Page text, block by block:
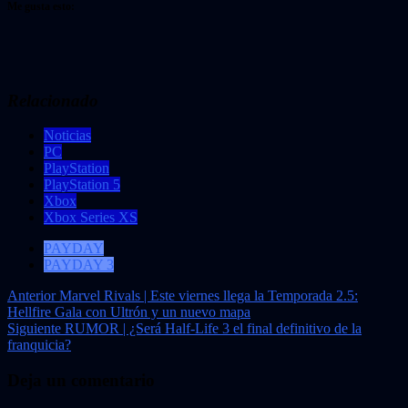
Noticias
PC
PlayStation
PlayStation 5
Xbox
Xbox Series XS
PAYDAY
PAYDAY 3
Navegación
de
entradas
AnteriorMarvel Rivals | Este viernes llega la Temporada 2.5:
Hellfire Gala con Ultrón y un nuevo mapa
Siguiente RUMOR | ¿Será Half-Life 3 el final definitivo de la
franquicia?